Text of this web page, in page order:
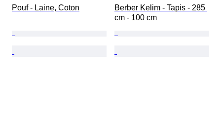
Pouf - Laine, Coton
Berber Kelim - Tapis - 285
cm - 100 cm